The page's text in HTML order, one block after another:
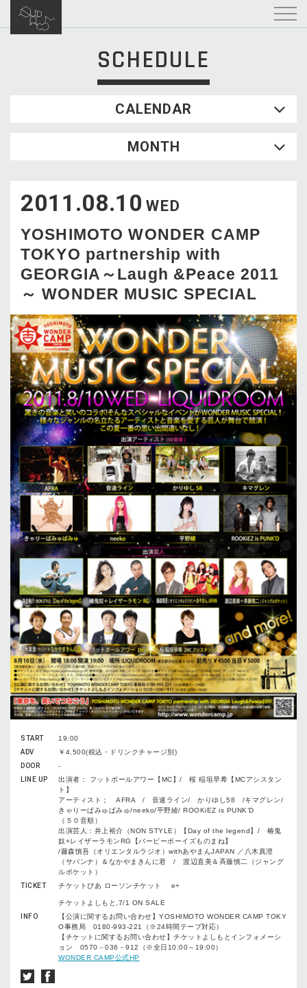
SCHEDULE
CALENDAR
WED
2
3 4 5
16
17 18 19 20 21
23
24 25 26 27
30
31
MONTH
2011.08.10 WED
YOSHIMOTO WONDER CAMP
TOKYO partnership with
GEORGIA～Laugh &Peace 2011
～ WONDER MUSIC SPECIAL
START
19:00
ADV
￥4,500(税込・ドリンクチャージ別)
DOOR
-
LINE UP
出演者： フットボールアワー【MC】/ 桜 稲垣早希【MCアシスタン
ト】
アーティスト； AFRA / 音速ライン/ かりゆし58 /キマグレン/
きゃりーぱみゅぱみゅ/neeko/平野綾/ ROOKiEZ is PUNK’D
（５０音順）
出演芸人：井上裕介（NON STYLE）【Day of the legend】/ 椿鬼
奴+レイザーラモンRG【バービーボーイズものまね】
/藤森慎吾（オリエンタルラジオ）withあやまんJAPAN ／八木真澄
（サバンナ）＆なかやまきんに君 / 渡辺直美＆斉藤慎二（ジャング
ルポケット）
TICKET
チケットぴあ ローソンチケット e+
チケットよしもと,7/1 ON SALE
INFO
【公演に関するお問い合わせ】YOSHIMOTO WONDER CAMP TOKY
O事務局 0180-993-221（※24時間テープ対応）
【チケットに関するお問い合わせ】チケットよしもとインフォメーシ
ョン 0570－036－912（※全日10:00～19:00）
WONDER CAMP公式HP